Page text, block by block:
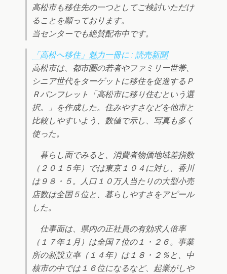
高松市も移住先の一つとしてご検討いただけ
ることを願っております。
当センターでも絶賛配布中です。
「高松へ移住」魅力一冊に : 読売新聞
高松市は、都市圏の若者やファミリー世帯、
シニア世代をターゲットに移住を促進するＰ
Ｒパンフレット「高松市に移り住むという選
択。」を作成した。住みやすさなどを他市と
比較しやすいよう、数値で示し、写真も多く
使った。
暮らし面でみると、消費者物価地域差指数
（２０１５年）では東京１０４に対し、香川
は９８・５。人口１０万人当たりの大型小売
店数は全国５位と、暮らしやすさをアピール
した。
仕事面は、県内の正社員の有効求人倍率
（１７年１月）は全国７位の１・２６。事業
所の新設立率（１４年）は１８・２％と、中
核市の中では１６位になるなど、起業がしや